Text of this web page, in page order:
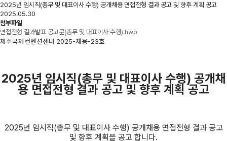
2025년 임시직(총무 및 대표이사 수행) 공개채용 면접전형 결과 공고 및 향후 계획 공고
2025.05.30
첨부파일
면접전형 결과발표 공고문(총무 및 대표이사 수행).hwp
제주국제컨벤션센터 2025-채용-23호
2025년 임시직(총무 및 대표이사 수행) 공개채
용 면접전형 결과 공고 및 향후 계획 공고
2025년 임시직(총무 및 대표이사 수행) 공개채용 면접전형 결과 공고
및 향후 계획을 공고 합니다.